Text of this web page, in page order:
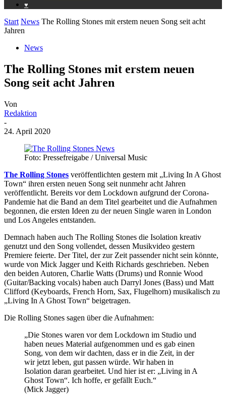
♥️
Start News The Rolling Stones mit erstem neuen Song seit acht
Jahren
News
The Rolling Stones mit erstem neuen
Song seit acht Jahren
Von
Redaktion
-
24. April 2020
Foto: Pressefreigabe / Universal Music
The Rolling Stones veröffentlichten gestern mit „Living In A Ghost
Town“ ihren ersten neuen Song seit nunmehr acht Jahren
veröffentlicht. Bereits vor dem Lockdown aufgrund der Corona-
Pandemie hat die Band an dem Titel gearbeitet und die Aufnahmen
begonnen, die ersten Ideen zu der neuen Single waren in London
und Los Angeles entstanden.
Demnach haben auch The Rolling Stones die Isolation kreativ
genutzt und den Song vollendet, dessen Musikvideo gestern
Premiere feierte. Der Titel, der zur Zeit passender nicht sein könnte,
wurde von Mick Jagger und Keith Richards geschrieben. Neben
den beiden Autoren, Charlie Watts (Drums) und Ronnie Wood
(Guitar/Backing vocals) haben auch Darryl Jones (Bass) und Matt
Clifford (Keyboards, French Horn, Sax, Flugelhorn) musikalisch zu
„Living In A Ghost Town“ beigetragen.
Die Rolling Stones sagen über die Aufnahmen:
„Die Stones waren vor dem Lockdown im Studio und
haben neues Material aufgenommen und es gab einen
Song, von dem wir dachten, dass er in die Zeit, in der
wir jetzt leben, gut passen würde. Wir haben in
Isolation daran gearbeitet. Und hier ist er: „Living in A
Ghost Town“. Ich hoffe, er gefällt Euch.“
(Mick Jagger)